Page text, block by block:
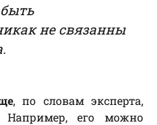
не связанны
, по словам эксперта,
Например, его можно